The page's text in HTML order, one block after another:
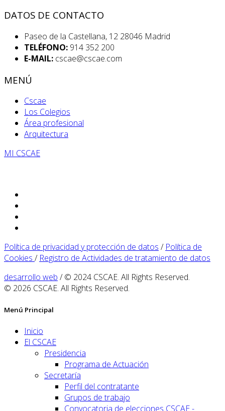
DATOS DE CONTACTO
Paseo de la Castellana, 12 28046 Madrid
TELÉFONO: 914 352 200
E-MAIL: cscae@cscae.com
MENÚ
Cscae
Los Colegios
Área profesional
Arquitectura
MI CSCAE
Política de privacidad y protección de datos / Política de
Cookies / Registro de Actividades de tratamiento de datos
desarrollo web / © 2024 CSCAE. All Rights Reserved.
© 2026 CSCAE. All Rights Reserved.
Menú Principal
Inicio
El CSCAE
Presidencia
Programa de Actuación
Secretaría
Perfil del contratante
Grupos de trabajo
Convocatoria de elecciones CSCAE -